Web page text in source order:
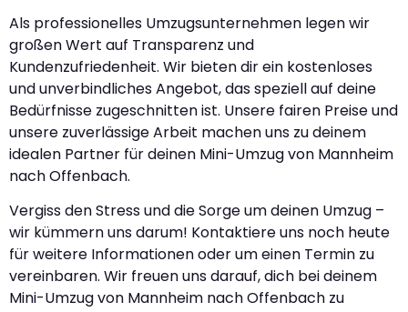
Als professionelles Umzugsunternehmen legen wir
großen Wert auf Transparenz und
Kundenzufriedenheit. Wir bieten dir ein kostenloses
und unverbindliches Angebot, das speziell auf deine
Bedürfnisse zugeschnitten ist. Unsere fairen Preise und
unsere zuverlässige Arbeit machen uns zu deinem
idealen Partner für deinen Mini-Umzug von Mannheim
nach Offenbach.
Vergiss den Stress und die Sorge um deinen Umzug –
wir kümmern uns darum! Kontaktiere uns noch heute
für weitere Informationen oder um einen Termin zu
vereinbaren. Wir freuen uns darauf, dich bei deinem
Mini-Umzug von Mannheim nach Offenbach zu